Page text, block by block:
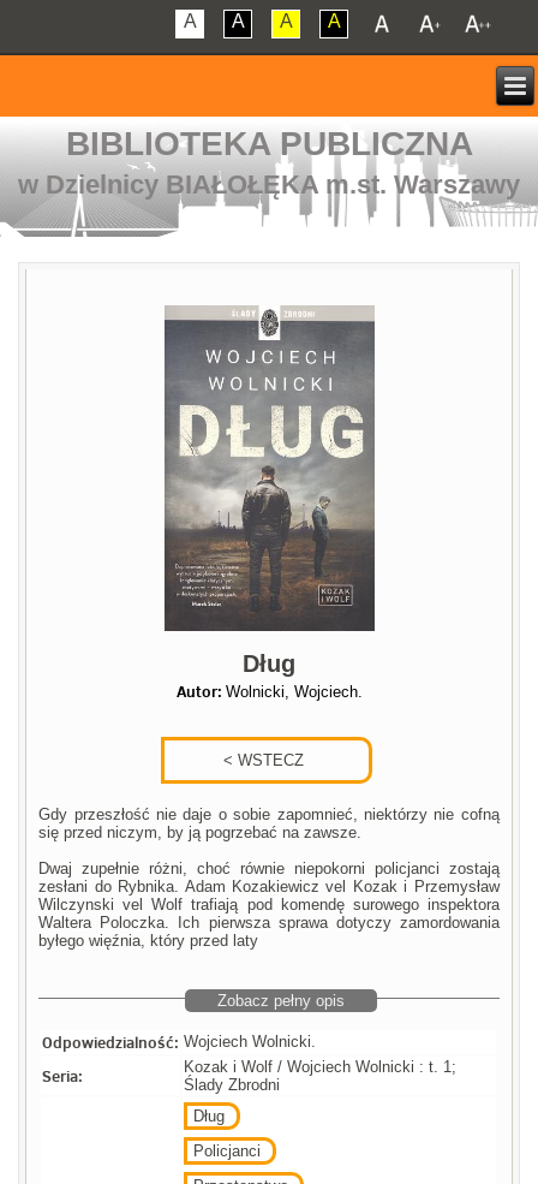
A A A A
BIBLIOTEKA PUBLICZNA
w Dzielnicy BIAŁOŁĘKA m.st. Warszawy
Dług
Autor: Wolnicki, Wojciech.
Gdy przeszłość nie daje o sobie zapomnieć, niektórzy nie cofną
się przed niczym, by ją pogrzebać na zawsze.
Dwaj zupełnie różni, choć równie niepokorni policjanci zostają
zesłani do Rybnika. Adam Kozakiewicz vel Kozak i Przemysław
Wilczynski vel Wolf trafiają pod komendę surowego inspektora
Waltera Poloczka. Ich pierwsza sprawa dotyczy zamordowania
byłego więźnia, który przed laty
Zobacz pełny opis
Odpowiedzialność: Wojciech Wolnicki.
Seria:
Kozak i Wolf / Wojciech Wolnicki : t. 1;
Ślady Zbrodni
Dług
Policjanci